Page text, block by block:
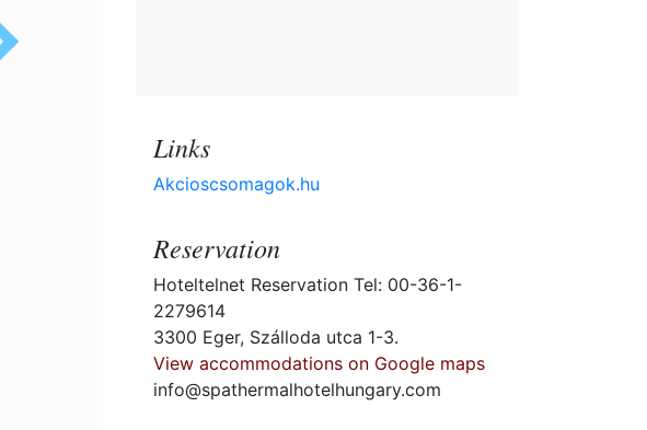
Links
Akcioscsomagok.hu
Reservation
Hoteltelnet Reservation Tel: 00-36-1-
2279614
3300 Eger, Szálloda utca 1-3.
View accommodations on Google maps
info@spathermalhotelhungary.com